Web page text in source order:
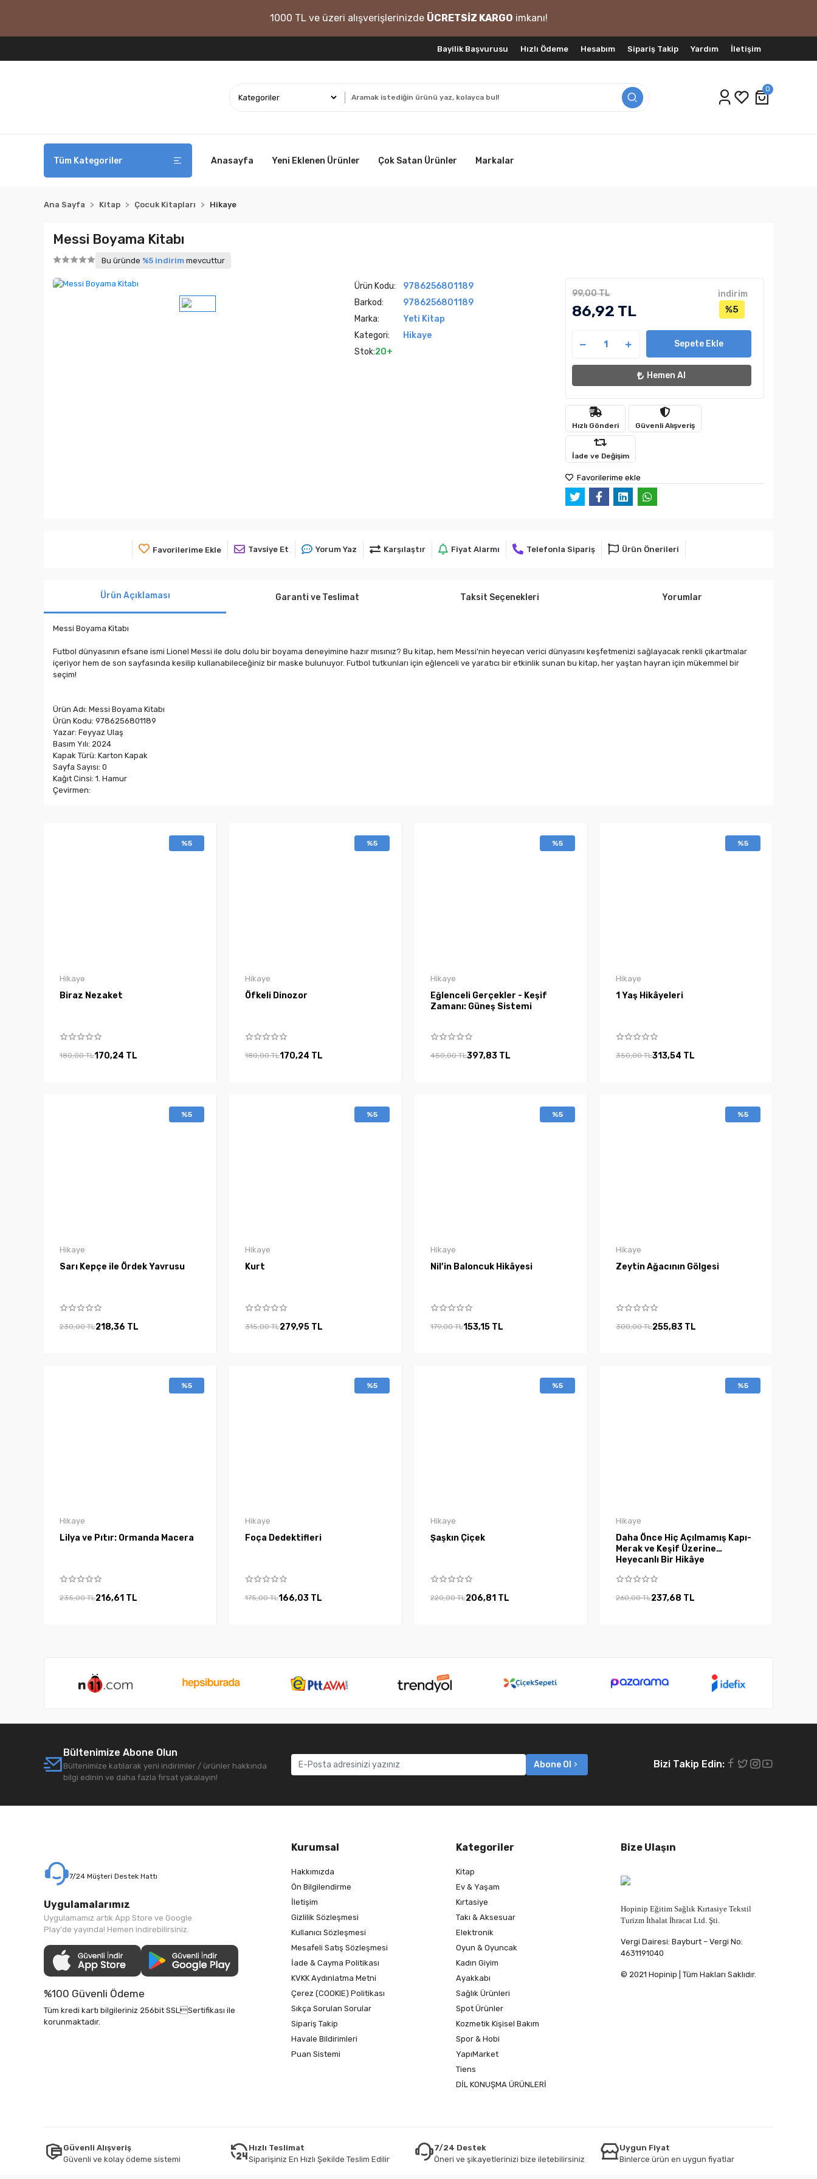
1000 TL ve üzeri alışverişlerinizde ÜCRETSİZ KARGO imkanı!
Bayilik Başvurusu Hızlı Ödeme Hesabım Sipariş Takip Yardım İletişim
0
Tüm Kategoriler Anasayfa Yeni Eklenen Ürünler Çok Satan Ürünler Markalar
Ana Sayfa Kitap Çocuk Kitapları Hikaye
Messi Boyama Kitabı
Bu üründe %5 indirim mevcuttur
Ürün Kodu:
9786256801189
Barkod:
9786256801189
Marka:
Yeti Kitap
Kategori:
Hikaye
Stok:20+
99,00 TL
86,92 TL
indirim
%5
Sepete Ekle
Hemen Al
Hızlı Gönderi Güvenli Alışveriş
İade ve Değişim
Favorilerime ekle
Favorilerime Ekle Tavsiye Et Yorum Yaz Karşılaştır Fiyat Alarmı Telefonla Sipariş Ürün Önerileri
Ürün Açıklaması Garanti ve Teslimat Taksit Seçenekleri Yorumlar
Messi Boyama Kitabı
Futbol dünyasının efsane ismi Lionel Messi ile dolu dolu bir boyama deneyimine hazır mısınız? Bu kitap, hem Messi'nin heyecan verici dünyasını keşfetmenizi sağlayacak renkli çıkartmalar
içeriyor hem de son sayfasında kesilip kullanabileceğiniz bir maske bulunuyor. Futbol tutkunları için eğlenceli ve yaratıcı bir etkinlik sunan bu kitap, her yaştan hayran için mükemmel bir
seçim!
Ürün Adı: Messi Boyama Kitabı
Ürün Kodu: 9786256801189
Yazar: Feyyaz Ulaş
Basım Yılı: 2024
Kapak Türü: Karton Kapak
Sayfa Sayısı: 0
Kağıt Cinsi: 1. Hamur
Çevirmen:
%5
Hikaye
Biraz Nezaket
180,00 TL170,24 TL
%5
Hikaye
Öfkeli Dinozor
180,00 TL170,24 TL
%5
Hikaye
Eğlenceli Gerçekler - Keşif
Zamanı: Güneş Sistemi
450,00 TL397,83 TL
%5
Hikaye
1 Yaş Hikâyeleri
350,00 TL313,54 TL
%5
Hikaye
Sarı Kepçe ile Ördek Yavrusu
230,00 TL218,36 TL
%5
Hikaye
Kurt
315,00 TL279,95 TL
%5
Hikaye
Nil’in Baloncuk Hikâyesi
179,00 TL153,15 TL
%5
Hikaye
Zeytin Ağacının Gölgesi
300,00 TL255,83 TL
%5
Hikaye
Lilya ve Pıtır: Ormanda Macera
235,00 TL216,61 TL
%5
Hikaye
Foça Dedektifleri
175,00 TL166,03 TL
%5
Hikaye
Şaşkın Çiçek
220,00 TL206,81 TL
%5
Hikaye
Daha Önce Hiç Açılmamış Kapı-
Merak ve Keşif Üzerine
Heyecanlı Bir Hikâye
260,00 TL237,68 TL
Bültenimize Abone Olun
Bültenimize katılarak yeni indirimler / ürünler hakkında
bilgi edinin ve daha fazla fırsat yakalayın!
Abone Ol Bizi Takip Edin:
7/24 Müşteri Destek Hattı
Uygulamalarımız
Uygulamamız artık App Store ve Google
Play'de yayında! Hemen indirebilirsiniz.
%100 Güvenli Ödeme
Tüm kredi kartı bilgileriniz 256bit SSLSertifikası ile
korunmaktadır.
Kurumsal
Hakkımızda
Ön Bilgilendirme
İletişim
Gizlilik Sözleşmesi
Kullanıcı Sözleşmesi
Mesafeli Satış Sözleşmesi
İade & Cayma Politikası
KVKK Aydınlatma Metni
Çerez (COOKIE) Politikası
Sıkça Sorulan Sorular
Sipariş Takip
Havale Bildirimleri
Puan Sistemi
Kategoriler
Kitap
Ev & Yaşam
Kırtasiye
Takı & Aksesuar
Elektronik
Oyun & Oyuncak
Kadın Giyim
Ayakkabı
Sağlık Ürünleri
Spot Ürünler
Kozmetik Kişisel Bakım
Spor & Hobi
YapıMarket
Tiens
DİL KONUŞMA ÜRÜNLERİ
Bize Ulaşın
Hopinip Eğitim Sağlık Kırtasiye Tekstil
Turizm İthalat İhracat Ltd. Şti.
Vergi Dairesi: Bayburt – Vergi No:
4631191040
© 2021 Hopinip | Tüm Hakları Saklıdır.
Güvenli Alışveriş
Güvenli ve kolay ödeme sistemi
Hızlı Teslimat
Siparişiniz En Hızlı Şekilde Teslim Edilir
7/24 Destek
Öneri ve şikayetlerinizi bize iletebilirsiniz
Uygun Fiyat
Binlerce ürün en uygun fiyatlar